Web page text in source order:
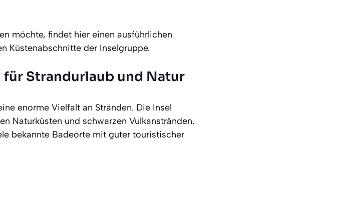
möchte, findet hier einen ausführlichen
Küstenabschnitte der Inselgruppe.
für Strandurlaub und Natur
enorme Vielfalt an Stränden. Die Insel
Naturküsten und schwarzen Vulkanstränden.
bekannte Badeorte mit guter touristischer